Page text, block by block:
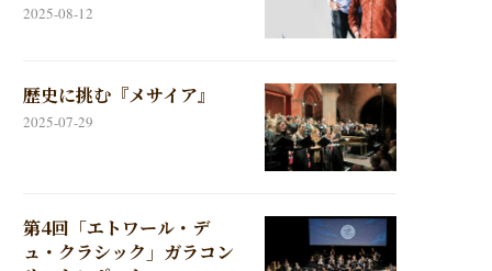
2025-08-12
歴史に挑む『メサイア』
2025-07-29
第4回「エトワール・デ
ュ・クラシック」ガラコン